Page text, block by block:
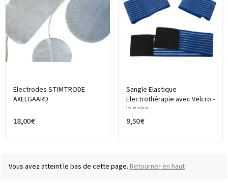
Electrodes STIMTRODE
AXELGAARD
18,00 €
Sangle Elastique
Electrothérapie avec Velcro -
la paire
9,50 €
Vous avez atteint le bas de cette page. Retourner en haut